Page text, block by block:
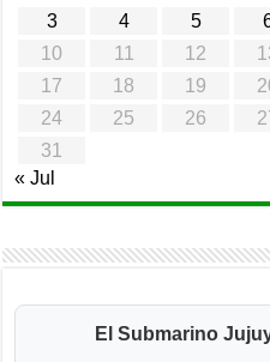
3
4 5
10
11 12
17
18 19
24
25 26
31
« Jul
El Submarino